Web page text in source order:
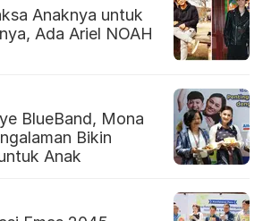
Anaknya untuk
Ada Ariel NOAH
BlueBand, Mona
Bikin
Anak